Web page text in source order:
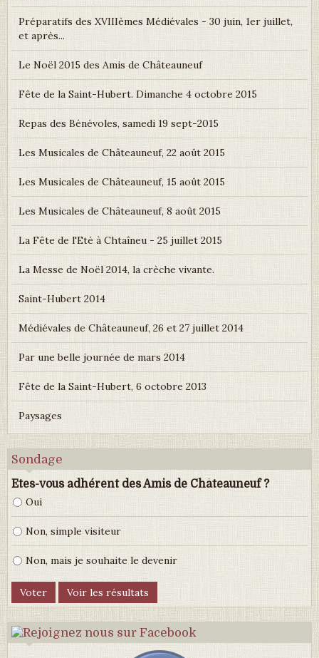
Préparatifs des XVIIIèmes Médiévales - 30 juin, 1er juillet,
et après...
Le Noël 2015 des Amis de Châteauneuf
Fête de la Saint-Hubert. Dimanche 4 octobre 2015
Repas des Bénévoles, samedi 19 sept-2015
Les Musicales de Châteauneuf, 22 août 2015
Les Musicales de Châteauneuf, 15 août 2015
Les Musicales de Châteauneuf, 8 août 2015
La Fête de l'Eté à Chtaîneu - 25 juillet 2015
La Messe de Noël 2014, la crèche vivante.
Saint-Hubert 2014
Médiévales de Châteauneuf, 26 et 27 juillet 2014
Par une belle journée de mars 2014
Fête de la Saint-Hubert, 6 octobre 2013
Paysages
Sondage
Etes-vous adhérent des Amis de Châteauneuf ?
Oui
Non, simple visiteur
Non, mais je souhaite le devenir